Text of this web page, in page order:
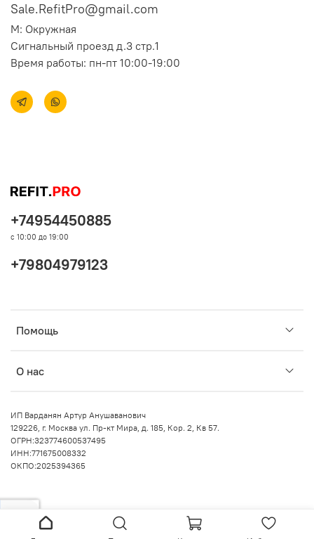
Sale.RefitPro@gmail.com
М: Окружная
Сигнальный проезд д.3 стр.1
Время работы: пн-пт 10:00-19:00
Помощь
О нас
+74954450885
с 10:00 до 19:00
+79804979123
ИП Варданян Артур Анушаванович
129226, г. Москва ул. Пр-кт Мира, д. 185, Кор. 2, Кв 57.
ОГРН:323774600537495
ИНН:771675008332
ОКПО:2025394365